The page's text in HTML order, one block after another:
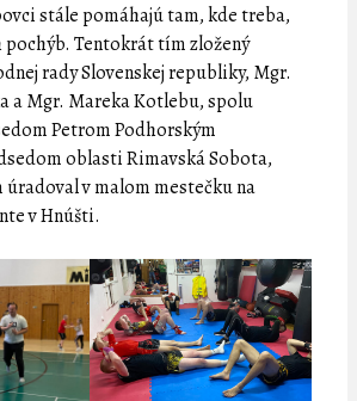
stále pomáhajú tam, kde treba,
pochýb. Tentokrát tím zložený
rady Slovenskej republiky, Mgr.
a Mgr. Mareka Kotlebu, spolu
Petrom Podhorským
oblasti Rimavská Sobota,
úradoval v malom mestečku na
v Hnúšti.